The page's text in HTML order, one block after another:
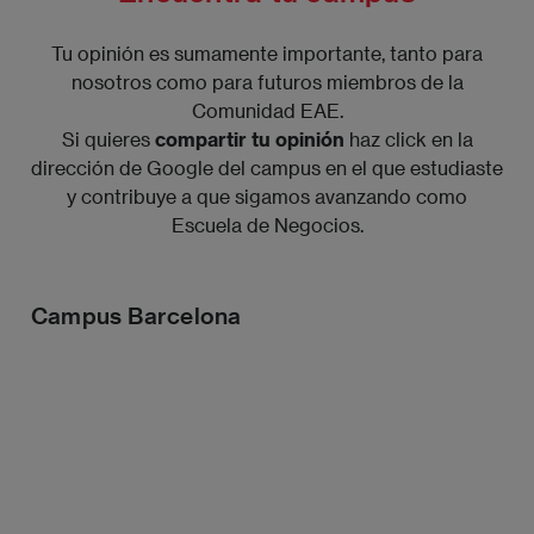
Tu opinión es sumamente importante, tanto para
nosotros como para futuros miembros de la
Comunidad EAE.
Si quieres compartir tu opinión haz click en la
dirección de Google del campus en el que estudiaste
y contribuye a que sigamos avanzando como
Escuela de Negocios.
Campus Barcelona